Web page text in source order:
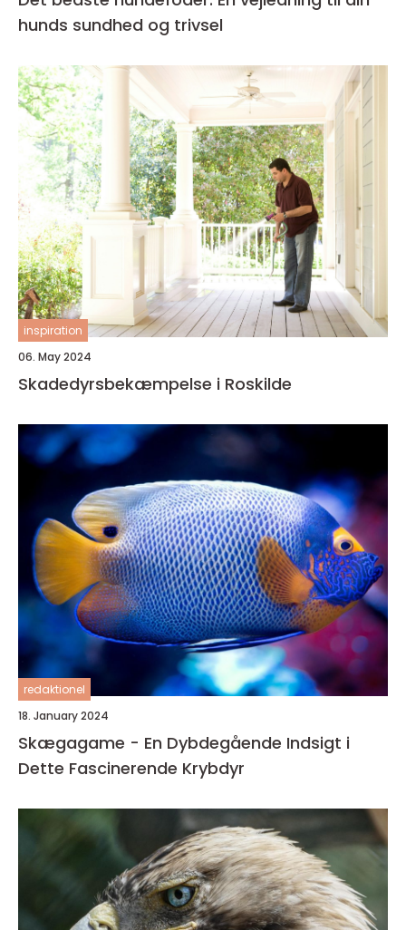
hunds sundhed og trivsel
inspiration
06. May 2024
Skadedyrsbekæmpelse i Roskilde
redaktionel
18. January 2024
Skægagame - En Dybdegående Indsigt i
Dette Fascinerende Krybdyr